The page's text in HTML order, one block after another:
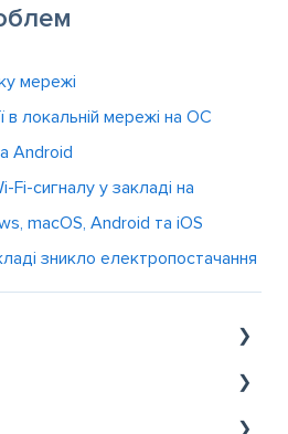
мережі
в локальній мережі на OC
Android
Fi-сигналу у закладі на
macOS, Android та iOS
зникло електропостачання